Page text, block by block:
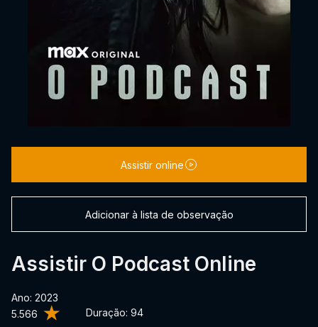
5.566 Duração: 94
Assistir O Podcast Online
Ano: 2023
Assistir online
Adicionar à lista de observação